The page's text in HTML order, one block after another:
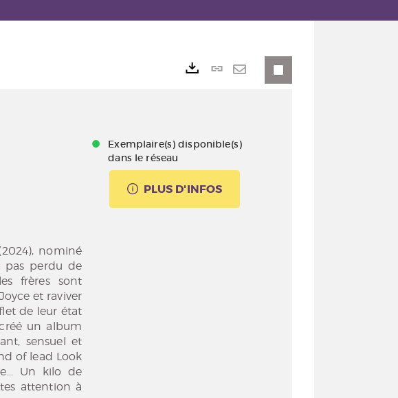
nominé
pas perdu de
frères sont
et raviver
de leur état
un album
sensuel et
of lead Look
Un kilo de
attention à
Lien
fenêtre)
mail
Exemplaire(s) disponible(s)
dans le réseau
PLUS D'INFOS